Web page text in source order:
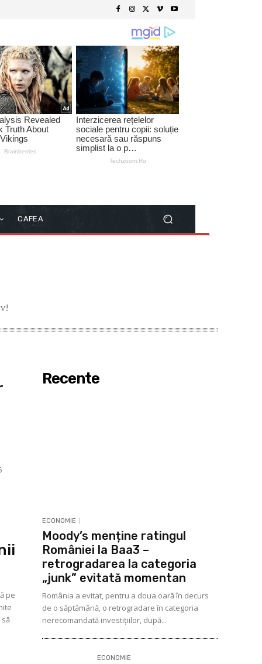
CAFEA
pe
Recente
ECONOMIE
Moody’s menține ratingul
României la Baa3 –
retrogradarea la categoria
„junk” evitată momentan
România a evitat, pentru a doua oară în decurs
de o săptămână, o retrogradare în categoria
nerecomandată investițiilor, după...
ECONOMIE